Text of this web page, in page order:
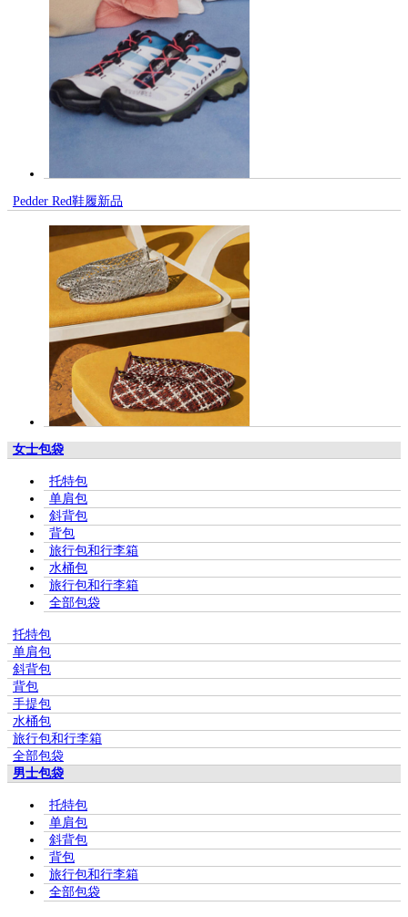
Pedder Red鞋履新品
女士包袋
托特包
单肩包
斜背包
背包
旅行包和行李箱
水桶包
旅行包和行李箱
全部包袋
托特包
单肩包
斜背包
背包
手提包
水桶包
旅行包和行李箱
全部包袋
男士包袋
托特包
单肩包
斜背包
背包
旅行包和行李箱
全部包袋